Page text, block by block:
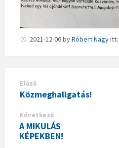
2021-12-06byRóbert Nagyitt:
Előző
Közmeghallgatás!
Következő
A MIKULÁS
KÉPEKBEN!